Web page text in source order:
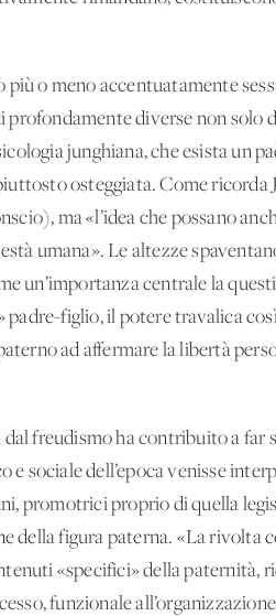
o meno accentuatamente
diverse non solo
junghiana, che esista un
osteggiata. Come ricorda
ma «l’idea che possano
umana». Le altezze
un’importanza centrale la
figlio, il potere travalica così
ad affermare la libertà
freudismo ha contribuito a far
sociale dell’epoca venisse
promotrici proprio di quella
della figura paterna. «La rivolta
«specifici» della paternità,
funzionale